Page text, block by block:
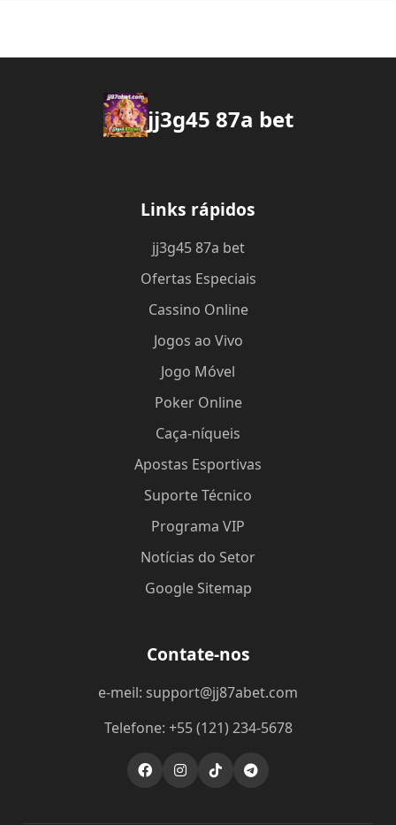
jj3g45 87a bet
Links rápidos
jj3g45 87a bet
Ofertas Especiais
Cassino Online
Jogos ao Vivo
Jogo Móvel
Poker Online
Caça-níqueis
Apostas Esportivas
Suporte Técnico
Programa VIP
Notícias do Setor
Google Sitemap
Contate-nos
e-meil: support@jj87abet.com
Telefone: +55 (121) 234-5678